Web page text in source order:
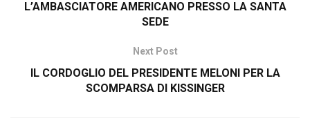
L’AMBASCIATORE AMERICANO PRESSO LA SANTA
SEDE
Next Post
IL CORDOGLIO DEL PRESIDENTE MELONI PER LA
SCOMPARSA DI KISSINGER